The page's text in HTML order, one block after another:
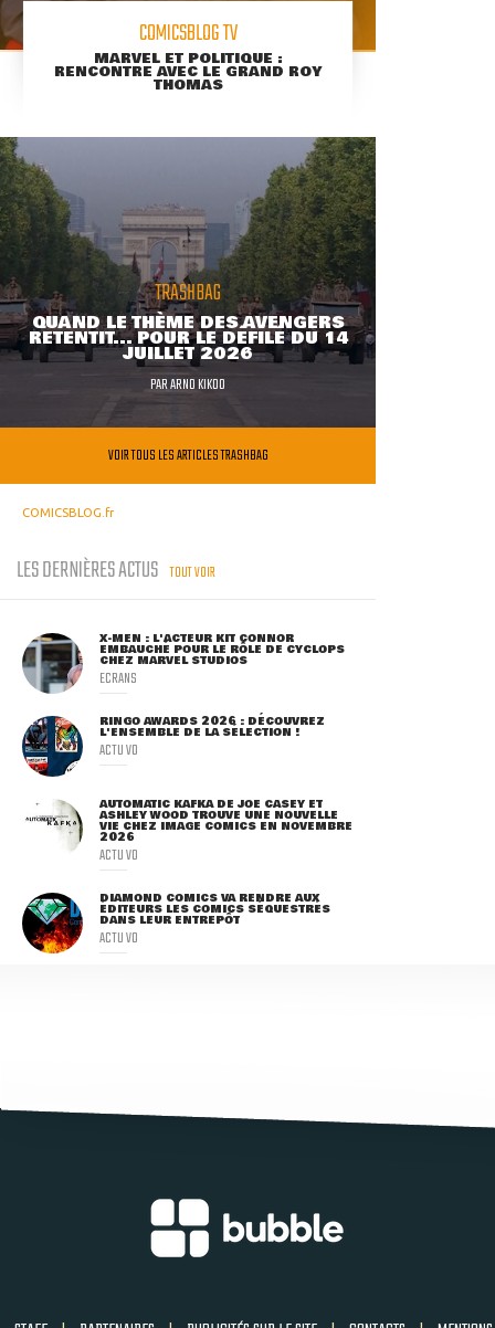
COMICSBLOG TV
MARVEL ET POLITIQUE :
RENCONTRE AVEC LE GRAND ROY
THOMAS
TRASHBAG
QUAND LE THÈME DES AVENGERS
RETENTIT... POUR LE DÉFILÉ DU 14
JUILLET 2026
PARARNO KIKOO
VOIR TOUS LES ARTICLES TRASHBAG
COMICSBLOG.fr
LES DERNIÈRES ACTUS TOUT VOIR
X-MEN : L'ACTEUR KIT CONNOR
EMBAUCHÉ POUR LE RÔLE DE CYCLOPS
CHEZ MARVEL STUDIOS
ECRANS
RINGO AWARDS 2026 : DÉCOUVREZ
L'ENSEMBLE DE LA SÉLECTION !
ACTU VO
AUTOMATIC KAFKA DE JOE CASEY ET
ASHLEY WOOD TROUVE UNE NOUVELLE
VIE CHEZ IMAGE COMICS EN NOVEMBRE
2026
ACTU VO
DIAMOND COMICS VA RENDRE AUX
ÉDITEURS LES COMICS SÉQUESTRÉS
DANS LEUR ENTREPÔT
ACTU VO